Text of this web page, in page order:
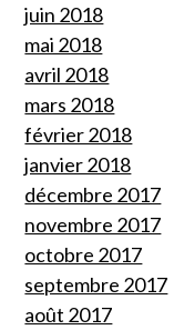
juin 2018
mai 2018
avril 2018
mars 2018
février 2018
janvier 2018
décembre 2017
novembre 2017
octobre 2017
septembre 2017
août 2017